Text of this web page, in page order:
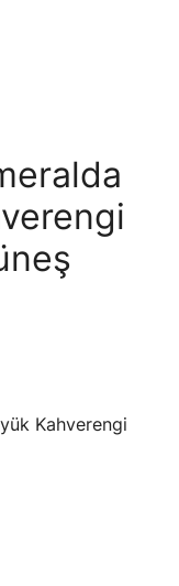
Kahverengi